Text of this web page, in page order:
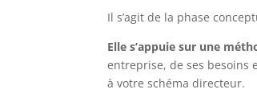
Il s’agit de la phase
Elle s’appuie sur une
entreprise, de ses besoins
à votre schéma directeur.